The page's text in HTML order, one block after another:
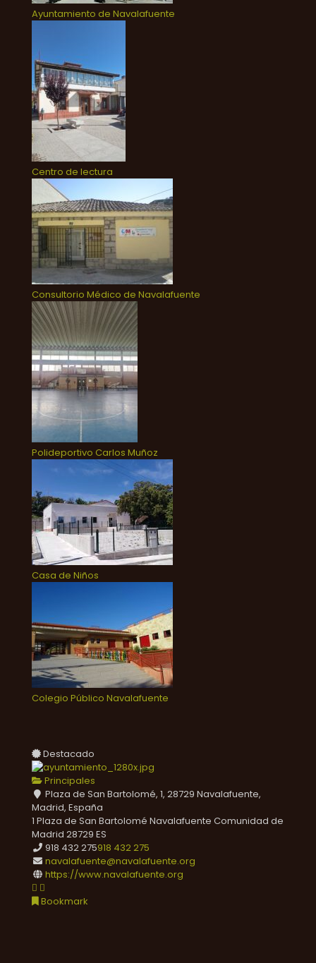
Ayuntamiento de Navalafuente
Centro de lectura
Consultorio Médico de Navalafuente
Polideportivo Carlos Muñoz
Casa de Niños
Colegio Público Navalafuente
Destacado
Principales
Plaza de San Bartolomé, 1, 28729 Navalafuente,
Madrid, España
1 Plaza de San Bartolomé Navalafuente Comunidad de
Madrid 28729 ES
918 432 275918 432 275
navalafuente@navalafuente.org
https://www.navalafuente.org
Bookmark